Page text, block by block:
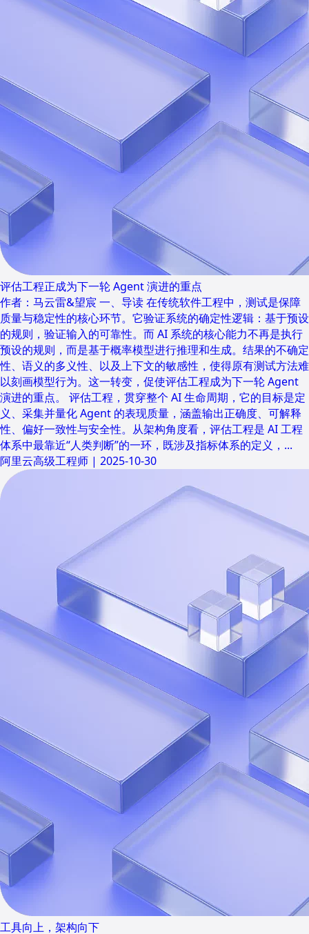
评估工程正成为下一轮 Agent 演进的重点
作者：马云雷&望宸 一、导读 在传统软件工程中，测试是保障
质量与稳定性的核心环节。它验证系统的确定性逻辑：基于预设
的规则，验证输入的可靠性。而 AI 系统的核心能力不再是执行
预设的规则，而是基于概率模型进行推理和生成。结果的不确定
性、语义的多义性、以及上下文的敏感性，使得原有测试方法难
以刻画模型行为。这一转变，促使评估工程成为下一轮 Agent
演进的重点。 评估工程，贯穿整个 AI 生命周期，它的目标是定
义、采集并量化 Agent 的表现质量，涵盖输出正确度、可解释
性、偏好一致性与安全性。从架构角度看，评估工程是 AI 工程
体系中最靠近“人类判断”的一环，既涉及指标体系的定义，...
阿里云高级工程师 | 2025-10-30
工具向上，架构向下